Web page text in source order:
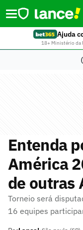
Ajuda
18+ Ministério da
Entenda
América
de outras
Torneio será
16 equipes